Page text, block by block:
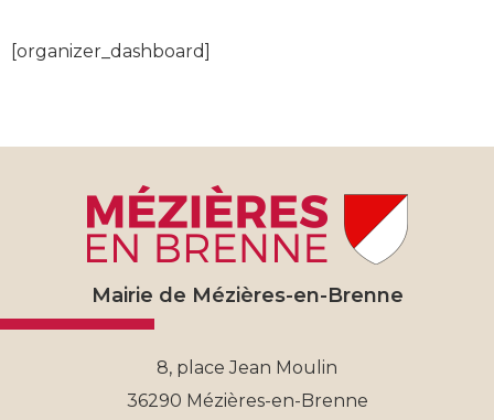
[organizer_dashboard]
Mairie de Mézières-en-Brenne
8, place Jean Moulin
36290 Mézières-en-Brenne